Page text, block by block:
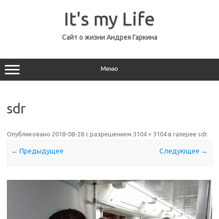
It's my Life
Сайт о жизни Андрея Гаркина
Меню
sdr
Опубликовано 2018-08-28 с разрешением 3104 × 3104 в галерее sdr.
← Предыдущее Следующее →